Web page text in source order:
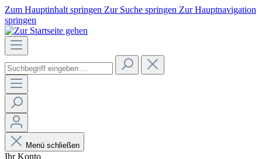
Zum Hauptinhalt springen Zur Suche springen Zur Hauptnavigation
springen
Menü schließen
Ihr Konto